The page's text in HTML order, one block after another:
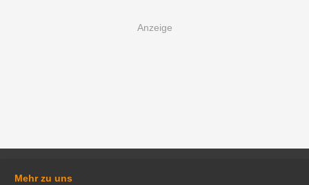
Mehr zu uns